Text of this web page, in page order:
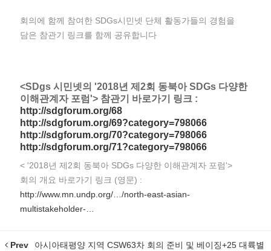
회의에 함께 참여한 SDGs시민넷 단체 활동가들의 경험을
담은 참관기 링크를 함께 공유합니다
<SDgs 시민넷의 '2018년 제2회 동북아 SDGs 다양한
이해관계자 포럼'> 참관기 바로가기 링크 :
http://sdgforum.org/68
http://sdgforum.org/69?category=798066
http://sdgforum.org/70?category=798066
http://sdgforum.org/71?category=798066
< '2018년 제2회 동북아 SDGs 다양한 이해관계자 포럼'>
회의 개요 바로가기 링크 (영문) :
http://www.mn.undp.org/…/north-east-asian-
multistakeholder-…
Prev
아시아태평양 지역 CSW63차 회의 준비 및 베이징+25 대륙별